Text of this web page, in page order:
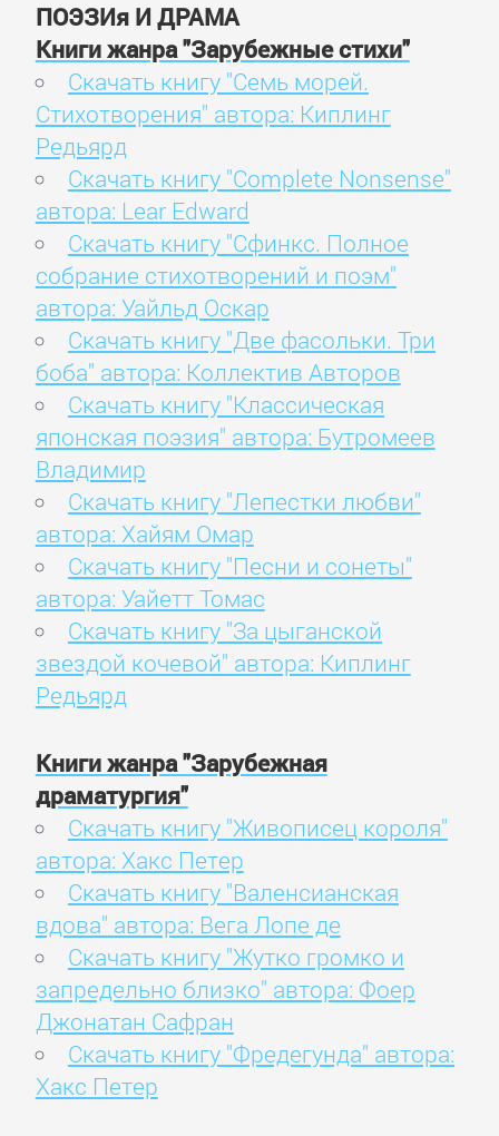
ПОЭЗИя И ДРАМА
Книги жанра "Зарубежные стихи"
Скачать книгу "Семь морей.
Стихотворения" автора: Киплинг
Редьярд
Скачать книгу "Complete Nonsense"
автора: Lear Edward
Скачать книгу "Сфинкс. Полное
собрание стихотворений и поэм"
автора: Уайльд Оскар
Скачать книгу "Две фасольки. Три
боба" автора: Коллектив Авторов
Скачать книгу "Классическая
японская поэзия" автора: Бутромеев
Владимир
Скачать книгу "Лепестки любви"
автора: Хайям Омар
Скачать книгу "Песни и сонеты"
автора: Уайетт Томас
Скачать книгу "За цыганской
звездой кочевой" автора: Киплинг
Редьярд
Книги жанра "Зарубежная
драматургия"
Скачать книгу "Живописец короля"
автора: Хакс Петер
Скачать книгу "Валенсианская
вдова" автора: Вега Лопе де
Скачать книгу "Жутко громко и
запредельно близко" автора: Фоер
Джонатан Сафран
Скачать книгу "Фредегунда" автора:
Хакс Петер